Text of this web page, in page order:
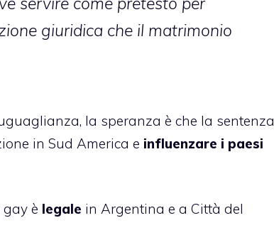
giuridica che il matrimonio
la speranza è che la sentenza
in Sud America e influenzare i paesi
è legale in Argentina e a Città del